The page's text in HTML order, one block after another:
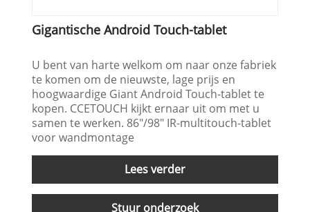
Gigantische Android Touch-tablet
U bent van harte welkom om naar onze fabriek
te komen om de nieuwste, lage prijs en
hoogwaardige Giant Android Touch-tablet te
kopen. CCETOUCH kijkt ernaar uit om met u
samen te werken. 86"/98" IR-multitouch-tablet
voor wandmontage
Lees verder
Stuur onderzoek